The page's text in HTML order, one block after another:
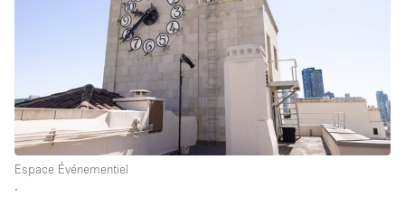
Espace Événementiel
∙